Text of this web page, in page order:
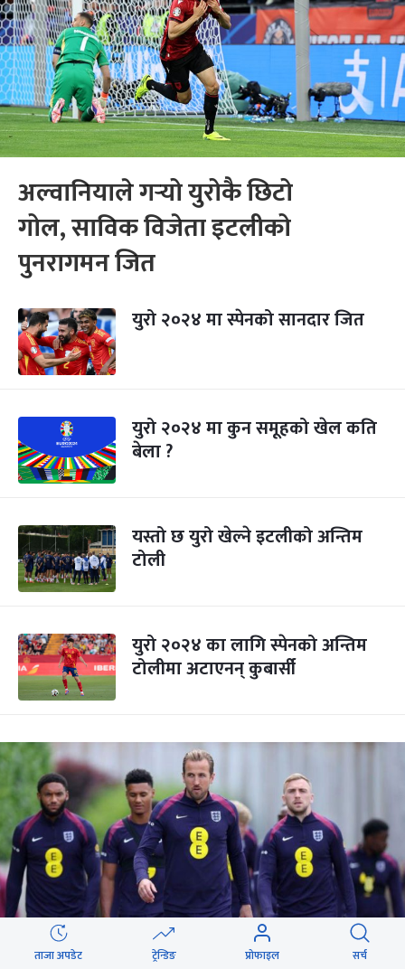
अल्वानियाले गर्‍यो युरोकै छिटो
गोल, साविक विजेता इटलीको
पुनरागमन जित
युरो २०२४ मा स्पेनको सानदार जित
युरो २०२४ मा कुन समूहको खेल कति
बेला ?
यस्तो छ युरो खेल्ने इटलीको अन्तिम
टोली
युरो २०२४ का लागि स्पेनको अन्तिम
टोलीमा अटाएनन् कुबार्सी
ताजा अपडेट ट्रेन्डिङ प्रोफाइल सर्च